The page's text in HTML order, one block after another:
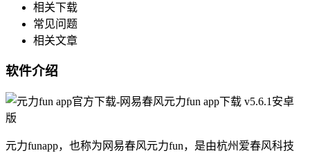
相关下载
常见问题
相关文章
软件介绍
元力funapp，也称为网易春风元力fun，是由杭州爱春风科技